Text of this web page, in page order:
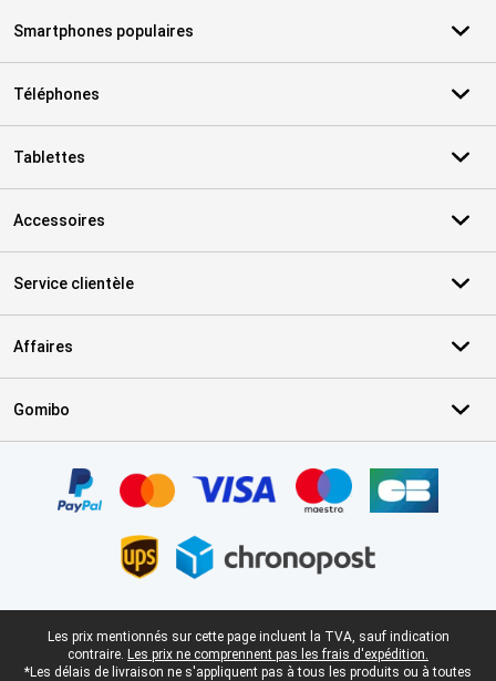
Smartphones populaires
Téléphones
Tablettes
Accessoires
Service clientèle
Affaires
Gomibo
Pied-de-page légal
Les prix mentionnés sur cette page incluent la TVA, sauf indication
contraire. Les prix ne comprennent pas les frais d'expédition.
*Les délais de livraison ne s'appliquent pas à tous les produits ou à toutes